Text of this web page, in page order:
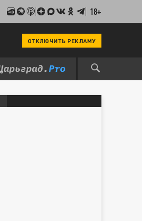
18+
ОТКЛЮЧИТЬ РЕКЛАМУ